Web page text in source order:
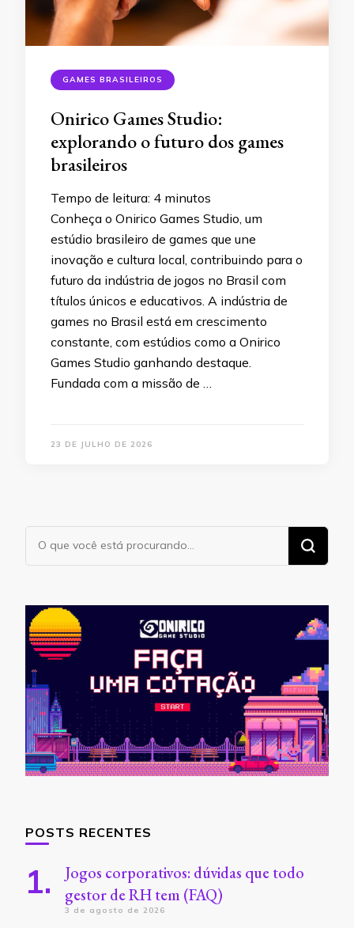
GAMES BRASILEIROS
Onirico Games Studio:
explorando o futuro dos games
brasileiros
Tempo de leitura: 4 minutos
Conheça o Onirico Games Studio, um
estúdio brasileiro de games que une
inovação e cultura local, contribuindo para o
futuro da indústria de jogos no Brasil com
títulos únicos e educativos. A indústria de
games no Brasil está em crescimento
constante, com estúdios como a Onirico
Games Studio ganhando destaque.
Fundada com a missão de …
23 DE JULHO DE 2026
Procurando
POSTS RECENTES
Jogos corporativos: dúvidas que todo
gestor de RH tem (FAQ)
3 de agosto de 2026